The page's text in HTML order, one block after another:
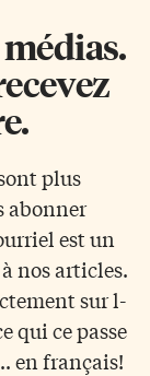
plus
abonner
est un
nos articles.
sur l-
qui ce passe
en français!